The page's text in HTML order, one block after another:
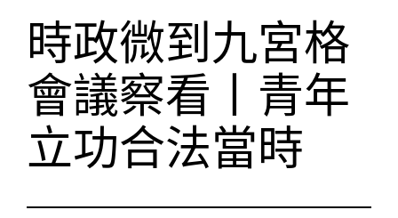
時政微到九宮格
會議察看丨青年
立功合法當時